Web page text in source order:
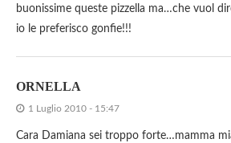
buonissime queste pizzella ma…che vuol
io le preferisco gonfie!!!
ORNELLA
1 Luglio 2010 - 15:47
Cara Damiana sei troppo forte…mamma